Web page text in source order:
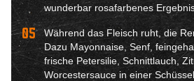
wunderbar rosafarbenes
05
Während das Fleisch ruht, die
Dazu Mayonnaise, Senf,
frische Petersilie, Schnittlauch,
Worcestersauce in einer